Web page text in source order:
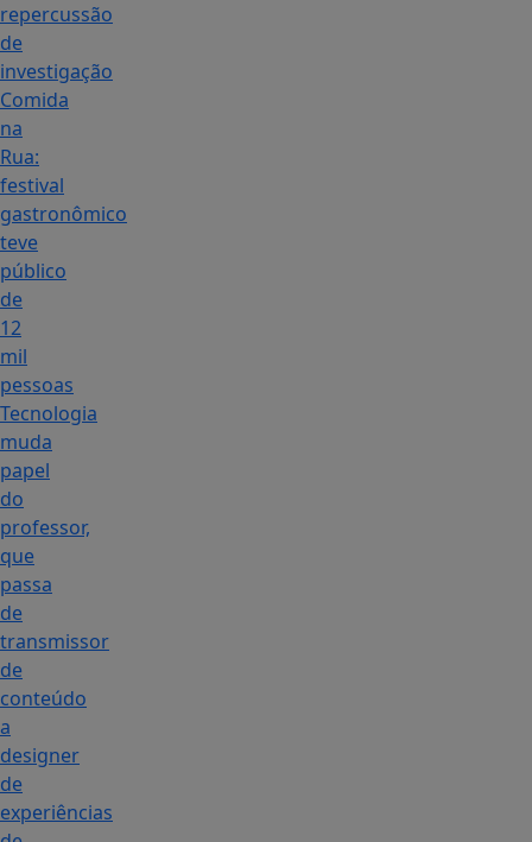
repercussão
de
investigação
Comida
na
Rua:
festival
gastronômico
teve
público
de
12
mil
pessoas
Tecnologia
muda
papel
do
professor,
que
passa
de
transmissor
de
conteúdo
a
designer
de
experiências